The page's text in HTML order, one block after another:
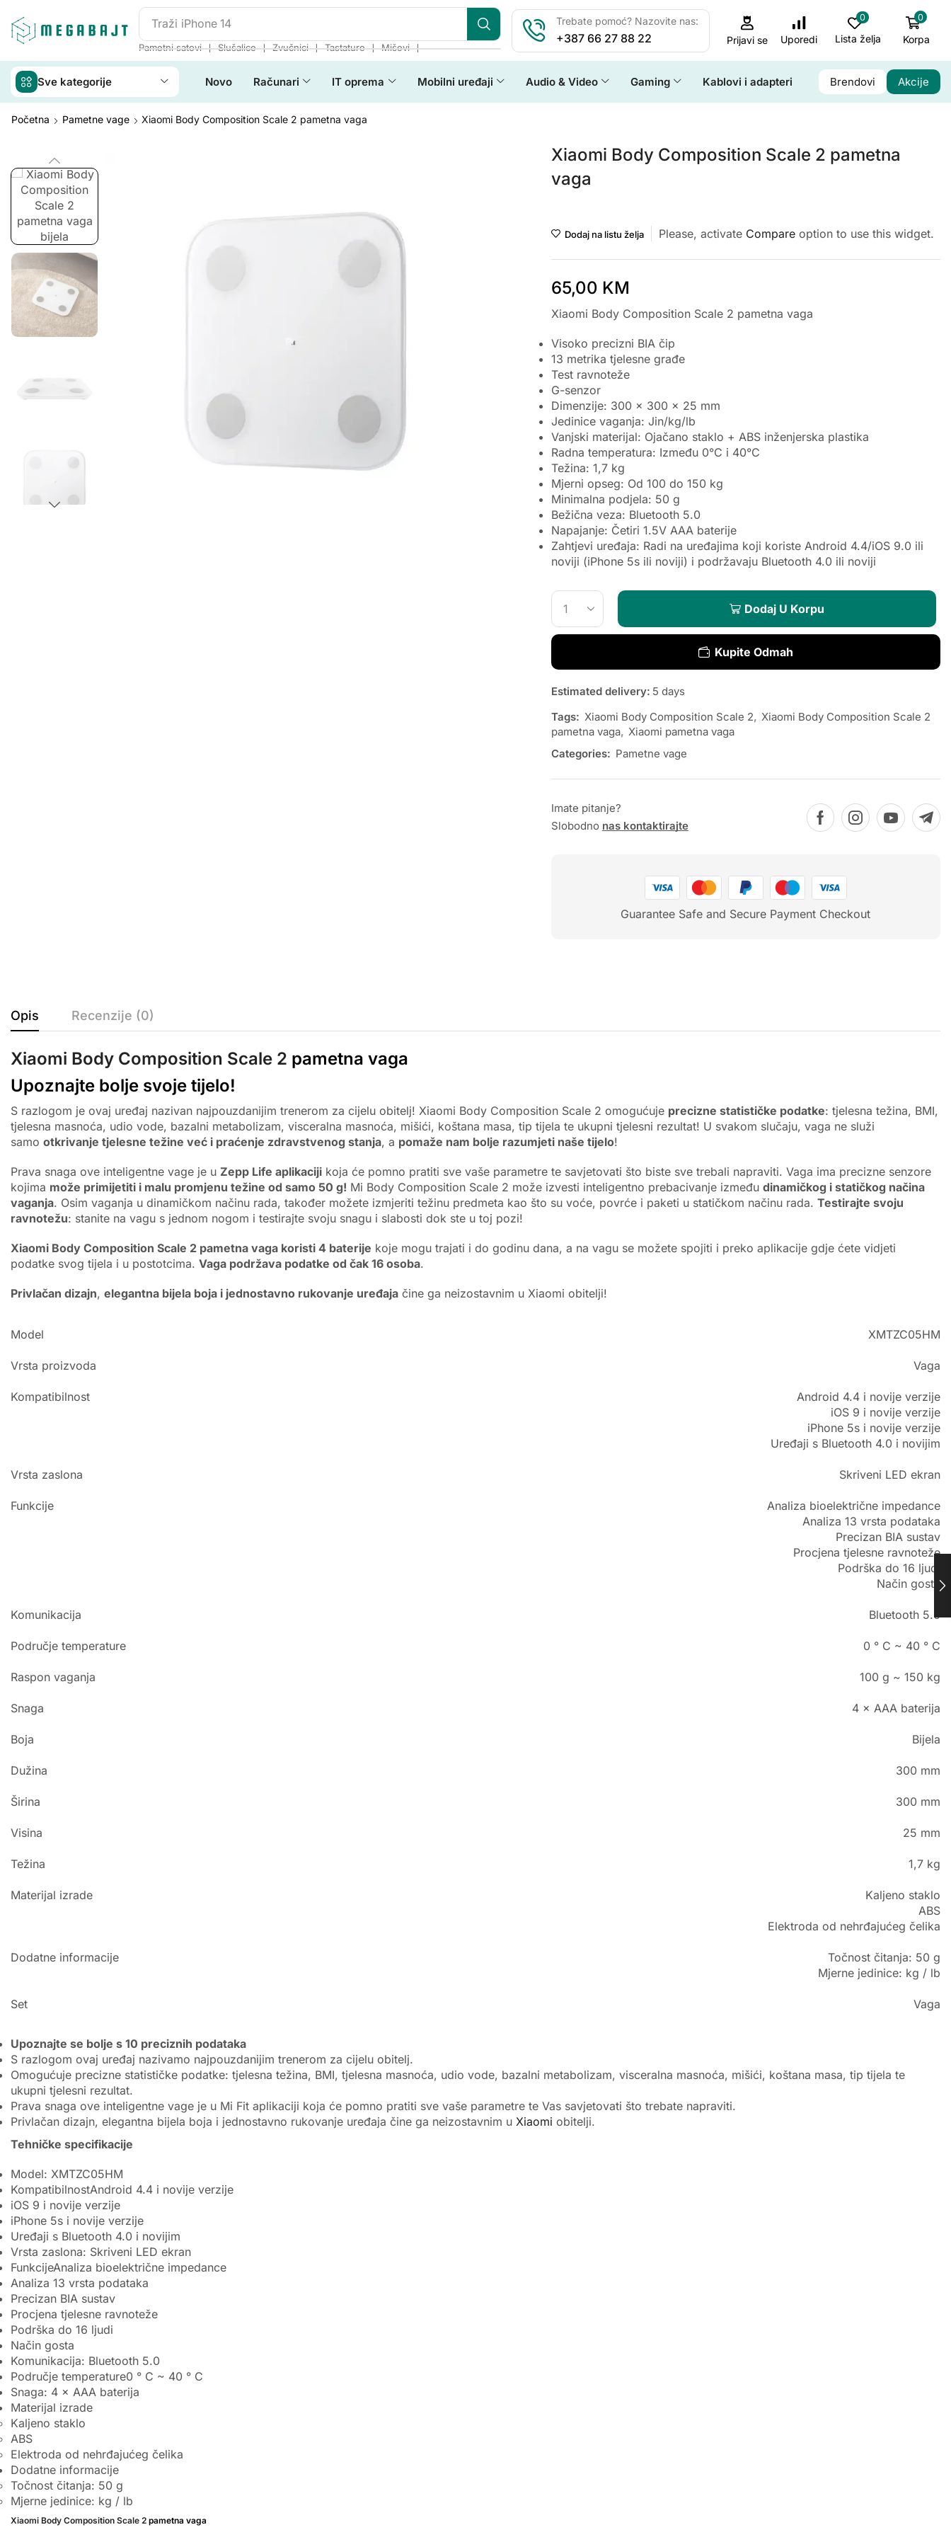
Traži iPhone 14
Pametni satovi ❘ Slušalice ❘ Zvučnici ❘ Tastature ❘ Miševi ❘
Trebate pomoć? Nazovite nas:
+387 66 27 88 22 Prijavi se Uporedi
0
Lista želja
0
Korpa
Sve kategorije Novo Računari IT oprema Mobilni uređaji Audio & Video Gaming Kablovi i adapteri Brendovi Akcije
Početna Pametne vage Xiaomi Body Composition Scale 2 pametna vaga
Xiaomi Body Composition Scale 2 pametna
vaga
Dodaj na listu želja Please, activate Compareoption to use this widget.
65,00 KM
Xiaomi Body Composition Scale 2 pametna vaga
Visoko precizni BIA čip
13 metrika tjelesne građe
Test ravnoteže
G-senzor
Dimenzije: 300 x 300 x 25 mm
Jedinice vaganja: Jin/kg/lb
Vanjski materijal: Ojačano staklo + ABS inženjerska plastika
Radna temperatura: Između 0°C i 40°C
Težina: 1,7 kg
Mjerni opseg: Od 100 do 150 kg
Minimalna podjela: 50 g
Bežična veza: Bluetooth 5.0
Napajanje: Četiri 1.5V AAA baterije
Zahtjevi uređaja: Radi na uređajima koji koriste Android 4.4/iOS 9.0 ili
noviji (iPhone 5s ili noviji) i podržavaju Bluetooth 4.0 ili noviji
Dodaj U Korpu
Kupite Odmah
Estimated delivery: 5 days
Tags: Xiaomi Body Composition Scale 2, Xiaomi Body Composition Scale 2
pametna vaga, Xiaomi pametna vaga
Categories: Pametne vage
Imate pitanje?
Slobodno nas kontaktirajte
Guarantee Safe and Secure Payment Checkout
Opis Recenzije (0)
Xiaomi Body Composition Scale 2 pametna vaga
Upoznajte bolje svoje tijelo!
S razlogom je ovaj uređaj nazivan najpouzdanijim trenerom za cijelu obitelj! Xiaomi Body Composition Scale 2 omogućuje precizne statističke podatke: tjelesna težina, BMI,
tjelesna masnoća, udio vode, bazalni metabolizam, visceralna masnoća, mišići, koštana masa, tip tijela te ukupni tjelesni rezultat! U svakom slučaju, vaga ne služi
samo otkrivanje tjelesne težine već i praćenje zdravstvenog stanja, a pomaže nam bolje razumjeti naše tijelo!
Prava snaga ove inteligentne vage je u Zepp Life aplikaciji koja će pomno pratiti sve vaše parametre te savjetovati što biste sve trebali napraviti. Vaga ima precizne senzore
kojima može primijetiti i malu promjenu težine od samo 50 g! Mi Body Composition Scale 2 može izvesti inteligentno prebacivanje između dinamičkog i statičkog načina
vaganja. Osim vaganja u dinamičkom načinu rada, također možete izmjeriti težinu predmeta kao što su voće, povrće i paketi u statičkom načinu rada. Testirajte svoju
ravnotežu: stanite na vagu s jednom nogom i testirajte svoju snagu i slabosti dok ste u toj pozi!
Xiaomi Body Composition Scale 2 pametna vaga koristi 4 baterije koje mogu trajati i do godinu dana, a na vagu se možete spojiti i preko aplikacije gdje ćete vidjeti
podatke svog tijela i u postotcima. Vaga podržava podatke od čak 16 osoba.
Privlačan dizajn, elegantna bijela boja i jednostavno rukovanje uređaja čine ga neizostavnim u Xiaomi obitelji!
Model XMTZC05HM
Vrsta proizvoda Vaga
Kompatibilnost
Android 4.4 i novije verzije
iOS 9 i novije verzije
iPhone 5s i novije verzije
Uređaji s Bluetooth 4.0 i novijim
Vrsta zaslona Skriveni LED ekran
Funkcije
Analiza bioelektrične impedance
Analiza 13 vrsta podataka
Precizan BIA sustav
Procjena tjelesne ravnoteže
Podrška do 16 ljudi
Način gosta
Komunikacija Bluetooth 5.0
Područje temperature 0 ° C ~ 40 ° C
Raspon vaganja 100 g ~ 150 kg
Snaga 4 × AAA baterija
Boja Bijela
Dužina 300 mm
Širina 300 mm
Visina 25 mm
Težina 1,7 kg
Materijal izrade
Kaljeno staklo
ABS
Elektroda od nehrđajućeg čelika
Dodatne informacije
Točnost čitanja: 50 g
Mjerne jedinice: kg / lb
Set Vaga
Upoznajte se bolje s 10 preciznih podataka
S razlogom ovaj uređaj nazivamo najpouzdanijim trenerom za cijelu obitelj.
Omogućuje precizne statističke podatke: tjelesna težina, BMI, tjelesna masnoća, udio vode, bazalni metabolizam, visceralna masnoća, mišići, koštana masa, tip tijela te
ukupni tjelesni rezultat.
Prava snaga ove inteligentne vage je u Mi Fit aplikaciji koja će pomno pratiti sve vaše parametre te Vas savjetovati što trebate napraviti.
Privlačan dizajn, elegantna bijela boja i jednostavno rukovanje uređaja čine ga neizostavnim u Xiaomi obitelji.
Tehničke specifikacije
Model: XMTZC05HM
KompatibilnostAndroid 4.4 i novije verzije
iOS 9 i novije verzije
iPhone 5s i novije verzije
Uređaji s Bluetooth 4.0 i novijim
Vrsta zaslona: Skriveni LED ekran
FunkcijeAnaliza bioelektrične impedance
Analiza 13 vrsta podataka
Precizan BIA sustav
Procjena tjelesne ravnoteže
Podrška do 16 ljudi
Način gosta
Komunikacija: Bluetooth 5.0
Područje temperature0 ° C ~ 40 ° C
Snaga: 4 × AAA baterija
Materijal izrade
Kaljeno staklo
ABS
Elektroda od nehrđajućeg čelika
Dodatne informacije
Točnost čitanja: 50 g
Mjerne jedinice: kg / lb
Xiaomi Body Composition Scale 2 pametna vaga